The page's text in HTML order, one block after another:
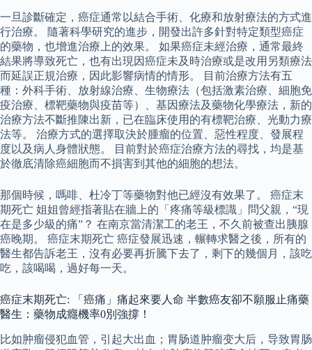
一旦診斷確定，癌症通常以結合手術、化療和放射療法的方式進
行治療。 隨著科學研究的進步，開發出許多針對特定類型癌症
的藥物，也增進治療上的效果。 如果癌症未經治療，通常最終
結果將導致死亡，也有出現因癌症未及時治療或是改用另類療法
而延誤正規治療，因此影響病情的情形。 目前治療方法有五
種：外科手術、放射線治療、生物療法（包括激素治療、細胞免
疫治療、標靶藥物與疫苗等）、基因療法及藥物化學療法，新的
治療方法不斷推陳出新，已在臨床使用的有標靶治療、光動力療
法等。 治療方式的選擇取決於腫瘤的位置、惡性程度、發展程
度以及病人身體狀態。 目前對於癌症治療方法的尋找，均是基
於徹底清除癌細胞而不損害到其他的細胞的想法。
那個時候，嗎啡、杜冷丁等藥物對他已經沒有效果了。 癌症末
期死亡 姐姐曾經指著貼在牆上的「疼痛等級標識」問父親，“現
在是多少級的痛”？ 在南京當清潔工的老王，不久前被查出胰腺
癌晚期。 癌症末期死亡 癌症發展迅速，輾轉求醫之後，所有的
醫生都告訴老王，沒有必要再折騰下去了，剩下的幾個月，該吃
吃，該喝喝，過好每一天。
癌症末期死亡: 「癌痛」痛起來要人命 半數癌友卻不願服止痛藥
醫生：藥物成癮機率0別強撐！
比如肿瘤侵犯血管，引起大出血；胃肠道肿瘤变大后，导致胃肠